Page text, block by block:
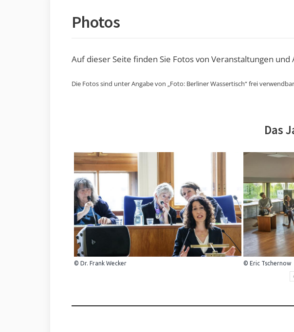
Photos
Auf dieser Seite finden Sie Fotos von Veranstaltungen
Die Fotos sind unter Angabe von „Foto: Berliner Wassertisch“ frei
Das
© Dr. Frank Wecker © Eric Tschernow